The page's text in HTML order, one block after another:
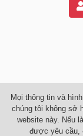
Mọi thông tin và
chúng tôi không sở
website này. Nếu
được yêu cầu,